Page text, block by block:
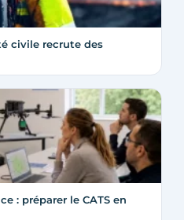
civile recrute des
: préparer le CATS en